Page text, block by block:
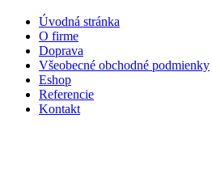
Úvodná stránka
O firme
Doprava
Všeobecné obchodné podmienky
Eshop
Referencie
Kontakt